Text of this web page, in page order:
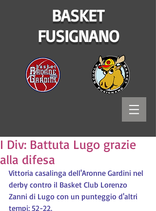
BASKET
FUSIGNANO
I Div: Battuta Lugo grazie
alla difesa
Vittoria casalinga dell'Aronne Gardini nel
derby contro il Basket Club Lorenzo
Zanni di Lugo con un punteggio d'altri
tempi: 52-22.